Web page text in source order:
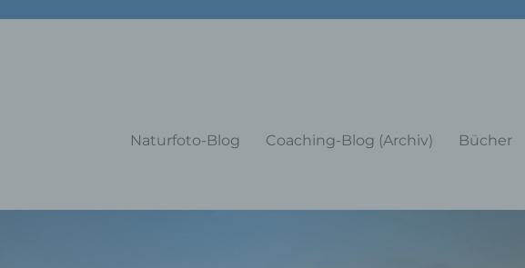
Naturfoto-Blog Coaching-Blog (Archiv) Bücher